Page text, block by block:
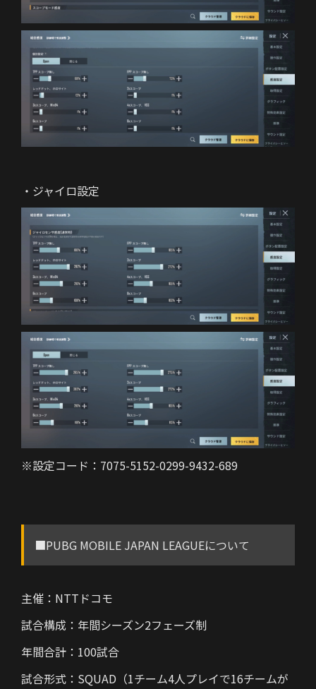
・ジャイロ設定
※設定コード：7075-5152-0299-9432-689
■PUBG MOBILE JAPAN LEAGUEについて
主催：NTTドコモ
試合構成：年間シーズン2フェーズ制
年間合計：100試合
試合形式：SQUAD（1チーム4人プレイで16チームが